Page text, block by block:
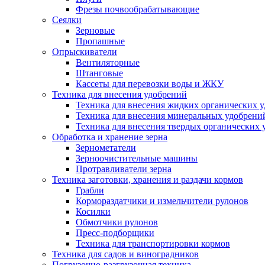
Фрезы почвообрабатывающие
Сеялки
Зерновые
Пропашные
Опрыскиватели
Вентиляторные
Штанговые
Кассеты для перевозки воды и ЖКУ
Техника для внесения удобрений
Техника для внесения жидких органических
Техника для внесения минеральных
Техника для внесения твердых органических
Обработка и хранение зерна
Зернометатели
Зерноочистительные машины
Протравливатели зерна
Техника заготовки, хранения и раздачи кормов
Грабли
Кормораздатчики и измельчители рулонов
Косилки
Обмотчики рулонов
Пресс-подборщики
Техника для транспортировки кормов
Техника для садов и виноградников